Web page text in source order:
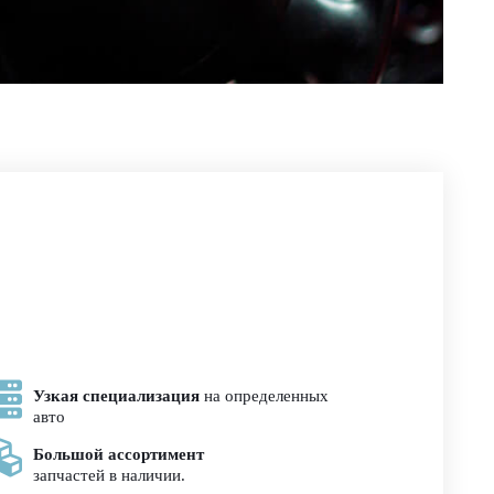
Узкая специализацияна определенных
авто
Большой ассортимент
запчастей в наличии.